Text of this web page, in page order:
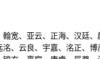
宽、亚云、正海、汉廷
、云良、宇嘉、洺正、